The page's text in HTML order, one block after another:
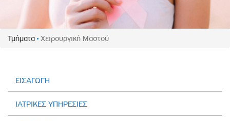
Τμήματα Χειρουργική Μαστού
ΕΙΣΑΓΩΓΗ
ΙΑΤΡΙΚΕΣ ΥΠΗΡΕΣΙΕΣ